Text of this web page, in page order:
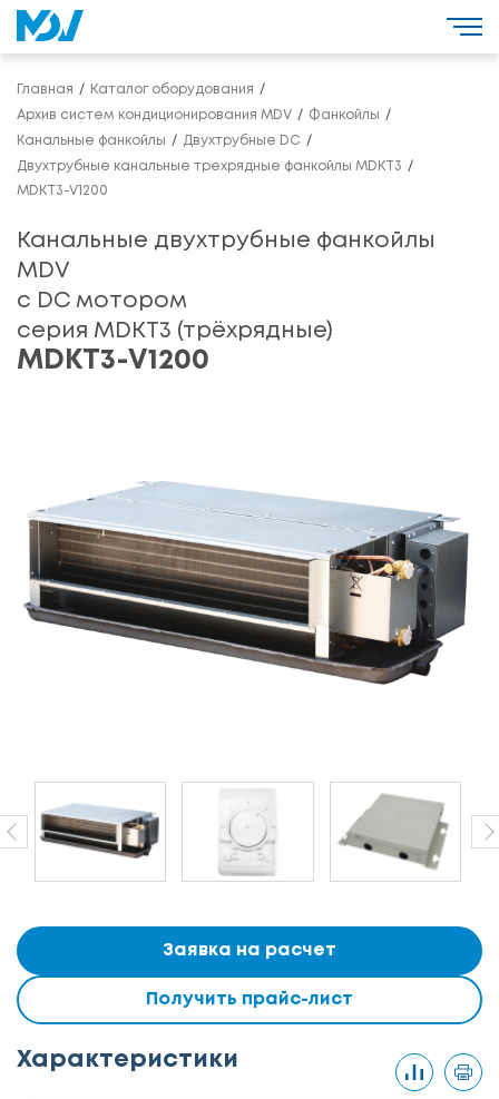
Главная Каталог оборудования
Архив систем кондиционирования MDV Фанкойлы
Канальные фанкойлы Двухтрубные DC
Двухтрубные канальные трехрядные фанкойлы MDKT3
MDKT3-V1200
Канальные двухтрубные фанкойлы
MDV
с DС мотором
серия MDKT3 (трёхрядные)
MDKT3-V1200
Заявка на расчет
Получить прайс-лист
Характеристики